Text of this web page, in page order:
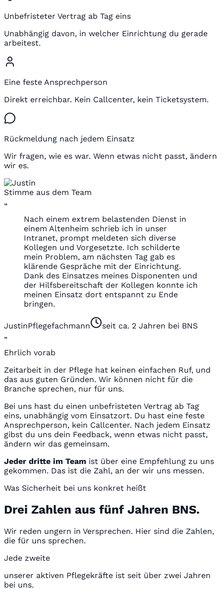
Unbefristeter Vertrag ab Tag eins
Unabhängig davon, in welcher Einrichtung du gerade
arbeitest.
Eine feste Ansprechperson
Direkt erreichbar. Kein Callcenter, kein Ticketsystem.
Rückmeldung nach jedem Einsatz
Wir fragen, wie es war. Wenn etwas nicht passt, ändern
wir es.
Stimme aus dem Team
„
Nach einem extrem belastenden Dienst in
einem Altenheim schrieb ich in unser
Intranet, prompt meldeten sich diverse
Kollegen und Vorgesetzte. Ich schilderte
mein Problem, am nächsten Tag gab es
klärende Gespräche mit der Einrichtung.
Dank des Einsatzes meines Disponenten und
der Hilfsbereitschaft der Kollegen konnte ich
meinen Einsatz dort entspannt zu Ende
bringen.
JustinPflegefachmann
seit ca. 2 Jahren bei BNS
„
Ehrlich vorab
Zeitarbeit in der Pflege hat keinen einfachen Ruf, und
das aus guten Gründen. Wir können nicht für die
Branche sprechen, nur für uns.
Bei uns hast du einen unbefristeten Vertrag ab Tag
eins, unabhängig vom Einsatzort. Du hast eine feste
Ansprechperson, kein Callcenter. Nach jedem Einsatz
gibst du uns dein Feedback, wenn etwas nicht passt,
ändern wir das gemeinsam.
Jeder dritte im Team ist über eine Empfehlung zu uns
gekommen. Das ist die Zahl, an der wir uns messen.
Was Sicherheit bei uns konkret heißt
Drei Zahlen aus fünf Jahren BNS.
Wir reden ungern in Versprechen. Hier sind die Zahlen,
die für uns sprechen.
Jede zweite
unserer aktiven Pflegekräfte ist seit über zwei Jahren
bei uns.